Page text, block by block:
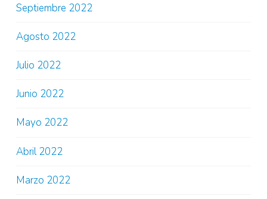
Septiembre 2022
Agosto 2022
Julio 2022
Junio 2022
Mayo 2022
Abril 2022
Marzo 2022